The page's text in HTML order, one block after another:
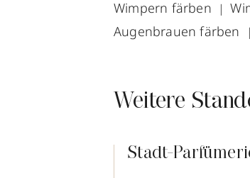
Wimpern färben
Augenbrauen färben
Weitere
Stadt-